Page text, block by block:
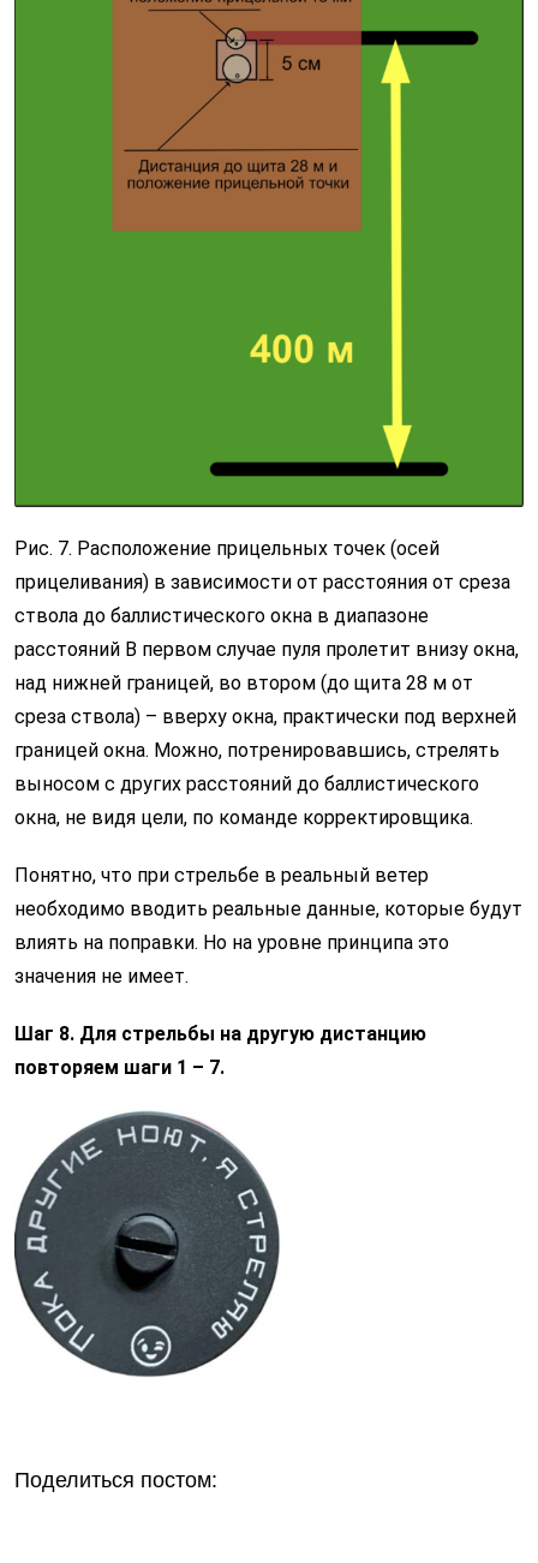
Рис. 7. Расположение прицельных точек (осей
прицеливания) в зависимости от расстояния от среза
ствола до баллистического окна в диапазоне
расстояний В первом случае пуля пролетит внизу окна,
над нижней границей, во втором (до щита 28 м от
среза ствола) – вверху окна, практически под верхней
границей окна. Можно, потренировавшись, стрелять
выносом с других расстояний до баллистического
окна, не видя цели, по команде корректировщика.
Понятно, что при стрельбе в реальный ветер
необходимо вводить реальные данные, которые будут
влиять на поправки. Но на уровне принципа это
значения не имеет.
Шаг 8. Для стрельбы на другую дистанцию
повторяем шаги 1 – 7.
Поделиться постом: